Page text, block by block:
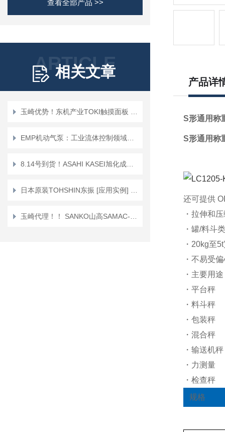
查看全部产品 >>
ARTICLE
相关文章
产品详
S形通用称
S形通用称
还可提供
・拉伸和
・罐/料斗
・20kg至
・不易受
・主要用途
・平台秤
・料斗秤
・包装秤
・混合秤
・输送机秤
・力测量
・检查秤
规格